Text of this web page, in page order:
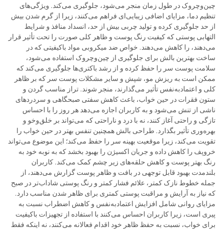
چین‌وچروک در طول زمان منجر می‌شود، جلوگیری می‌کند. ویژگی‌های
تنظیم دما، مزایای اضافی زیبایی‌ای فراهم می‌کنند، زیرا از گرم شدن بیش
از حد جلوگیری کرده و تولید چربی بیش از حد، انسداد منافذ و شرایط
التهابی پوستی که کیفیت رنگ پوست و ظاهر کلی صورت را تحت تأثیر قرار
می‌دهند، را کاهش می‌دهند. خواص ضد میکروبی مواد باکیفیتی که در
ساخت بهترین بالش برای جلوگیری از چین‌وچروک استفاده می‌شود،
سلامت پوست سر را حفظ کرده و از رشد باکتری‌ها جلوگیری می‌کند که
ممکن است به ریزش مو، شپش و سایر مشکلات پوست سر که بر ظاهر
کلی و اعتمادبه‌نفس تأثیر می‌گذارند، منجر شوند. تراز مناسب گردن و
ستون فقرات در حین خواب، باعث کاهش سفتی صبحگاهی و سردردهای
ناشی از تنش می‌شود و به کاربران اجازه می‌دهد هر روز را با احساس
تازگی و راحتی آغاز کنند، نه با درد و ناراحتی که می‌تواند بر خلق‌وخو و
بهره‌وری تأثیر بگذارد. طراحی بالش همچنین تنفس بهتر در حین خواب را
تقویت می‌کند، زیرا موقعیت بهینه سر را حفظ می‌کند؛ این موضوع می‌تواند
خروپف را کاهش داده و جریان اکسیژن را بهبود بخشد که به نوبه خود به
رنگ بهتر پوست و کاهش حلقه‌های زیر چشم کمک می‌کند. کاربران
بلندمدت بهبود قابل توجهی در بافت و ظاهر پوست گزارش می‌دهند، از
جمله خطوط نازک کمتر، علائم فشار کمتر و رنگ پوستی شاداب‌تر در صبح
که نیاز به آرایش و مراقبت پوستی کمتری برای ظاهر شدن مناسب دارد.
مزایای روانی شامل افزایش اعتمادبه‌نفس و کاهش اضطراب نسبت به
پیری است، زیرا کاربران احساس می‌کنند با استفاده از تجهیزات باکیفیت
برای خواب، نسبت به حفظ ظاهر خود اقدام فعالانه می‌کنند، نه اینکه فقط